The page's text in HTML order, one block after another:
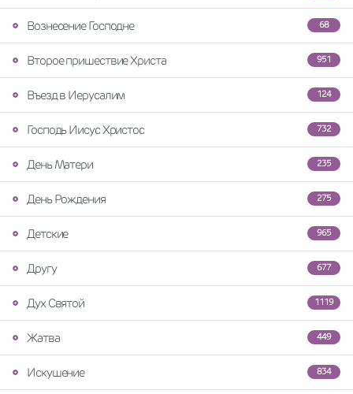
68
Вознесение Господне
951
Второе пришествие Христа
124
Въезд в Иерусалим
732
Господь Иисус Христос
235
День Матери
275
День Рождения
965
Детские
677
Другу
1119
Дух Святой
449
Жатва
834
Искушение